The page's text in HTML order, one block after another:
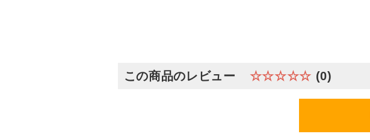
この商品のレビュー ☆☆☆☆☆ (0)